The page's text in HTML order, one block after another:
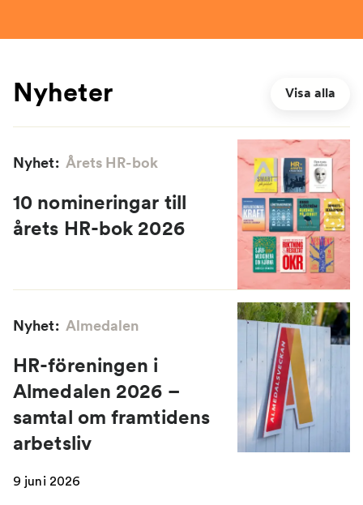
Nyheter Visa alla
Nyhet: Årets HR-bok
10 nomineringar till
årets HR-bok 2026
Nyhet: Almedalen
HR-föreningen i
Almedalen 2026 –
samtal om framtidens
arbetsliv
9 juni 2026